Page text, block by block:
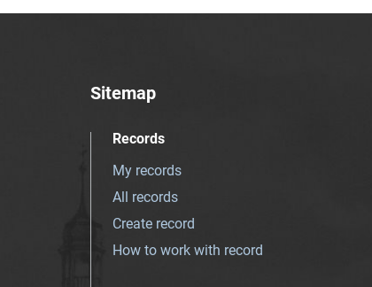
Sitemap
Records
My records
All records
Create record
How to work with record